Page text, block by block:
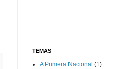
TEMAS
A Primera Nacional (1)